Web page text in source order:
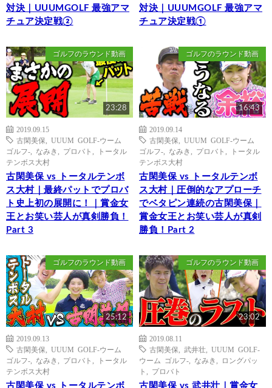
対決｜UUUMGOLF 最強アマ
チュア決定戦②
対決｜UUUMGOLF 最強アマ
チュア決定戦①
ゴルフのラウンド動画
23:28
2019.09.15
古閑美保
UUUM GOLF-ウーム
ゴルフ-
なみき プロバト
トータル
テンボス大村
古閑美保 vs トータルテンボ
ス大村｜最終パットでプロバ
ト史上初の展開に！｜賞金女
王とお笑い芸人が真剣勝負！
Part 3
ゴルフのラウンド動画
16:43
2019.09.14
古閑美保
UUUM GOLF-ウーム
ゴルフ-
なみき プロバト
トータル
テンボス大村
古閑美保 vs トータルテンボ
ス大村｜圧倒的なアプローチ
でベタピン連続の古閑美保｜
賞金女王とお笑い芸人が真剣
勝負！Part 2
ゴルフのラウンド動画
25:12
2019.09.13
古閑美保
UUUM GOLF-ウーム
ゴルフ-
なみき プロバト
トータル
テンボス大村
古閑美保 vs トータルテンボ
ゴルフのラウンド動画
23:02
2019.08.11
古閑美保
武井壮
UUUM GOLF-
ウーム ゴルフ-
なみき
ロングパッ
ト
プロバト
古閑美保 vs 武井壮｜賞金女